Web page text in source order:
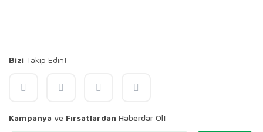
Bizi Takip Edin!
Kampanya ve Fırsatlardan Haberdar Ol!